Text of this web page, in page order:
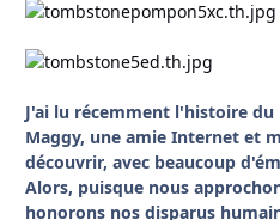
J'ai lu récemment l'histoire du
Maggy, une amie Internet et
découvrir, avec beaucoup
Alors, puisque nous
honorons nos disparus